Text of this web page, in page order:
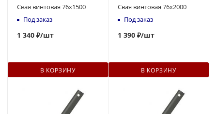
Свая винтовая 76x1500
Под заказ
1 340 ₽/шт
В КОРЗИНУ
Свая винтовая 76x2000
Под заказ
1 390 ₽/шт
В КОРЗИНУ